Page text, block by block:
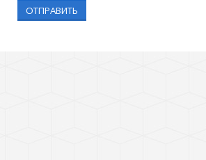
ОТПРАВИТЬ